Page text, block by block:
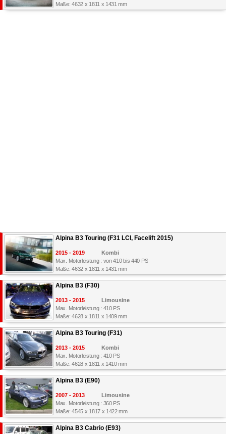
Maße: 4632 x 1811 x 1431 mm
Alpina B3 Touring (F31 LCI, Facelift 2015)
2015 - 2019
Kombi
Max. Motorleistung : von 410 bis 440 PS
Maße: 4632 x 1811 x 1431 mm
Alpina B3 (F30)
2013 - 2015
Limousine
Max. Motorleistung : 410 PS
Maße: 4628 x 1811 x 1409 mm
Alpina B3 Touring (F31)
2013 - 2015
Kombi
Max. Motorleistung : 410 PS
Maße: 4628 x 1811 x 1410 mm
Alpina B3 (E90)
2007 - 2013
Limousine
Max. Motorleistung : 360 PS
Maße: 4545 x 1817 x 1422 mm
Alpina B3 Cabrio (E93)